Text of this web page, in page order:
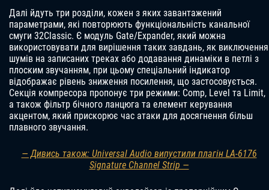
Далі йдуть три розділи, кожен з яких завантажений
параметрами, які повторюють функціональність канальної
смуги 32Classic. Є модуль Gate/Expander, який можна
використовувати для вирішення таких завдань, як виключення
шумів на записаних треках або додавання динаміки в петлі з
плоским звучанням, при цьому спеціальний індикатор
відображає рівень зниження посилення, що застосовується.
Секція компресора пропонує три режими: Comp, Level та Limit,
а також фільтр бічного ланцюга та елемент керування
акцентом, який прискорює час атаки для досягнення більш
плавного звучання.
— Дивись також: Universal Audio випустили плагін LA-6176
Signature Channel Strip —